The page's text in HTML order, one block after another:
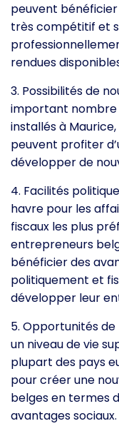
peuvent
très compétitif et
rendues
3. Possibilités de
important nombre
installés à
peuvent profiter
développer de
4. Facilités
havre pour les
fiscaux les plus
entrepreneurs
bénéficier des
politiquement et
développer leur
5. Opportunités
un niveau de vie
plupart des pays
pour créer une
belges en termes
avantages sociaux.